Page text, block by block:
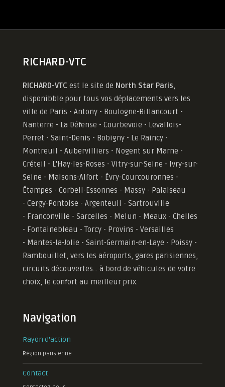
RICHARD-VTC
RICHARD-VTC est le site de North Star Paris,
disponibble pour tous vos déplacements vers les
ville de Paris - Antony - Boulogne-Billancourt -
Nanterre - La Défense - Courbevoie - Levallois-
Perret - Saint-Denis - Bobigny - Le Raincy -
Montreuil - Aubervilliers - Nogent sur Marne -
Créteil - L'Hay-les-Roses - Vitry-sur-Seine - Ivry-sur-
Seine - Maisons-Alfort - Évry-Courcouronnes -
Étampes - Corbeil-Essonnes - Massy - Palaiseau
- Cergy-Pontoise - Argenteuil - Sartrouville
- Franconville - Sarcelles - Melun - Meaux - Chelles
- Fontainebleau - Torcy - Provins - Versailles
- Mantes-la-Jolie - Saint-Germain-en-Laye - Poissy -
Rambouillet, vers les aéroports, gares parisiennes,
circuits découvertes... à bord de véhicules de votre
choix, le confort au meilleur prix.
Navigation
Rayon d'action
Région parisienne
Contact